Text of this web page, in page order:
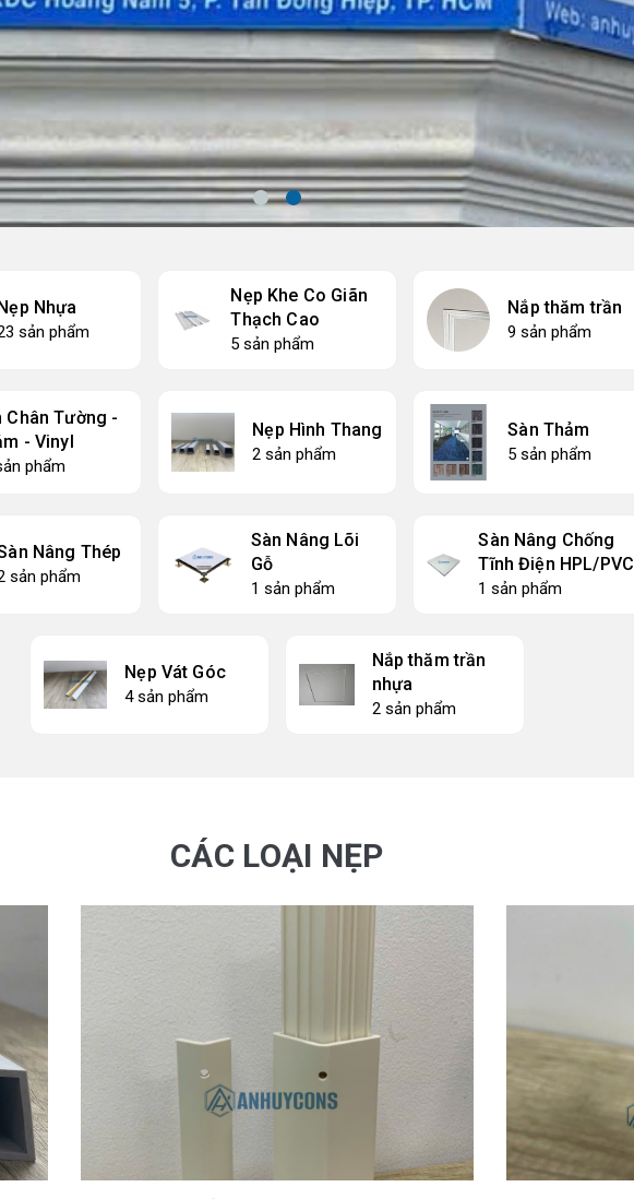
Nhựa
sản phẩm
Nẹp Khe Co Giãn
Thạch Cao
5 sản phẩm
Nắp thăm trần
9 sản phẩm
Chân Tường -
- Vinyl
phẩm
Nẹp Hình Thang
2 sản phẩm
Sàn Thảm
5 sản phẩm
Nâng Thép
sản phẩm
Sàn Nâng Lõi
Gỗ
1 sản phẩm
Sàn Nâng Chống
Tĩnh Điện HPL/PVC
1 sản phẩm
Nẹp Vát Góc
4 sản phẩm
Nắp thăm trần
nhựa
2 sản phẩm
CÁC LOẠI NẸP